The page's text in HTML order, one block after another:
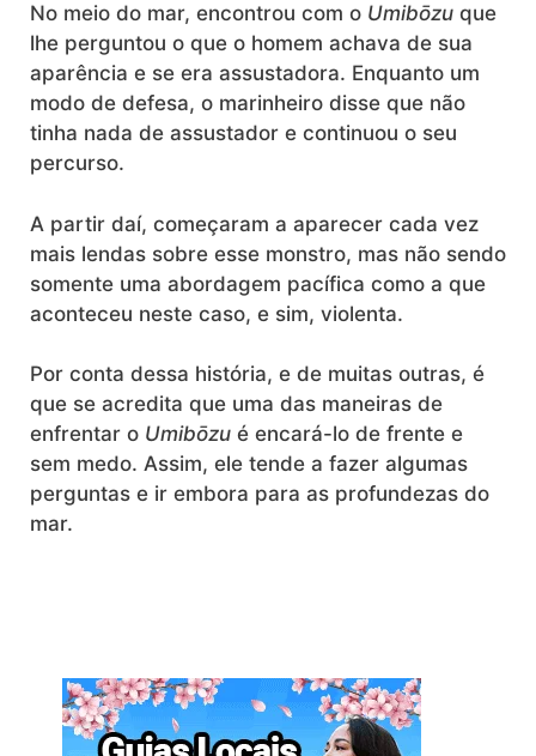
No meio do mar, encontrou com o Umibōzu que
lhe perguntou o que o homem achava de sua
aparência e se era assustadora. Enquanto um
modo de defesa, o marinheiro disse que não
tinha nada de assustador e continuou o seu
percurso.
A partir daí, começaram a aparecer cada vez
mais lendas sobre esse monstro, mas não sendo
somente uma abordagem pacífica como a que
aconteceu neste caso, e sim, violenta.
Por conta dessa história, e de muitas outras, é
que se acredita que uma das maneiras de
enfrentar o Umibōzu é encará-lo de frente e
sem medo. Assim, ele tende a fazer algumas
perguntas e ir embora para as profundezas do
mar.